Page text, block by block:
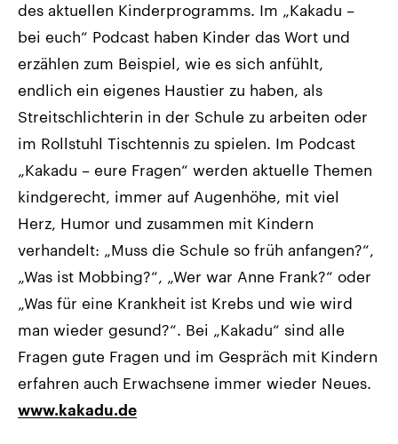
des aktuellen Kinderprogramms. Im „Kakadu –
bei euch“ Podcast haben Kinder das Wort und
erzählen zum Beispiel, wie es sich anfühlt,
endlich ein eigenes Haustier zu haben, als
Streitschlichterin in der Schule zu arbeiten oder
im Rollstuhl Tischtennis zu spielen. Im Podcast
„Kakadu – eure Fragen“ werden aktuelle Themen
kindgerecht, immer auf Augenhöhe, mit viel
Herz, Humor und zusammen mit Kindern
verhandelt: „Muss die Schule so früh anfangen?“,
„Was ist Mobbing?“, „Wer war Anne Frank?“ oder
„Was für eine Krankheit ist Krebs und wie wird
man wieder gesund?“. Bei „Kakadu“ sind alle
Fragen gute Fragen und im Gespräch mit Kindern
erfahren auch Erwachsene immer wieder Neues.
www.kakadu.de